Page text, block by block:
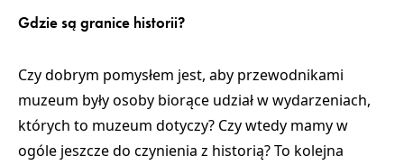
Gdzie są granice historii?
Czy dobrym pomysłem jest, aby przewodnikami
muzeum były osoby biorące udział w wydarzeniach,
których to muzeum dotyczy? Czy wtedy mamy w
ogóle jeszcze do czynienia z historią? To kolejna